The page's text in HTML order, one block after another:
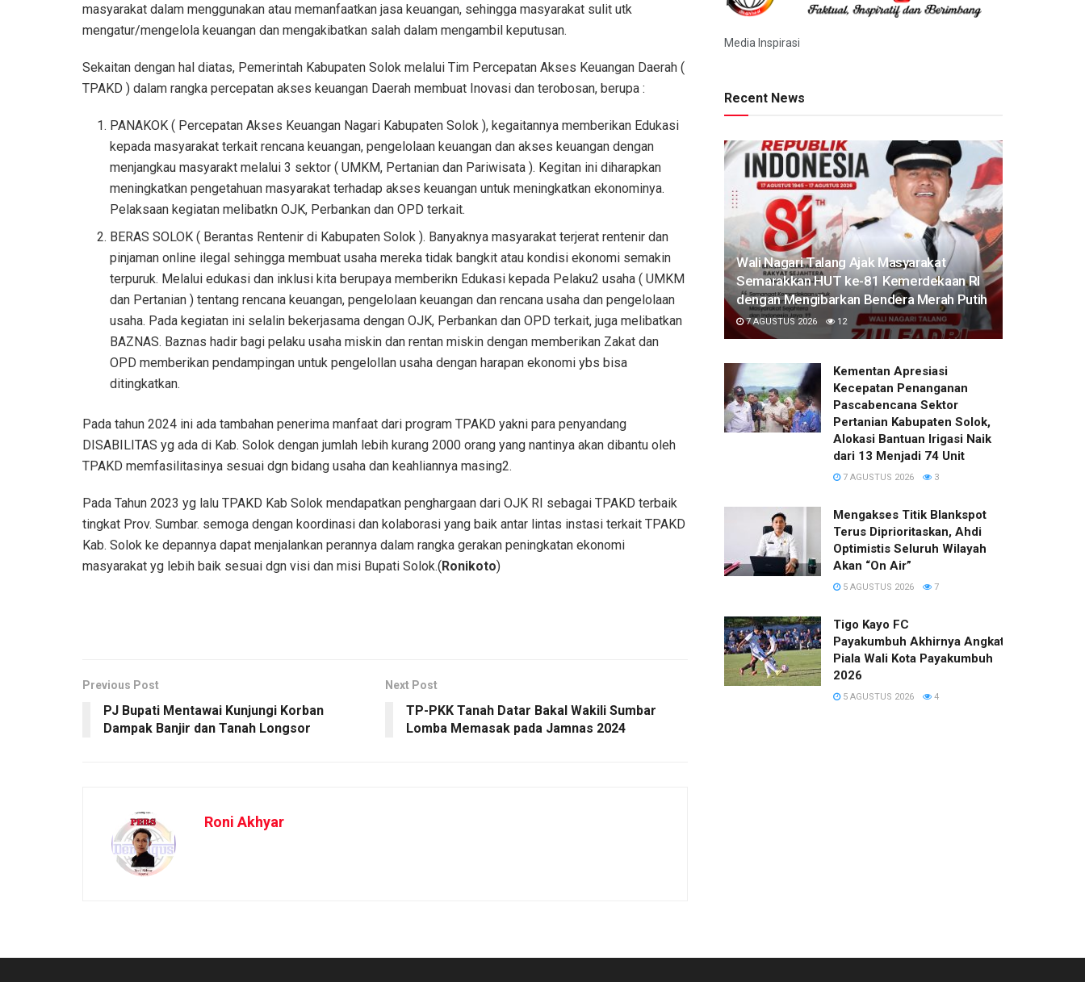
masyarakat dalam menggunakan atau memanfaatkan jasa keuangan, sehingga masyarakat sulit utk
mengatur/mengelola keuangan dan mengakibatkan salah dalam mengambil keputusan.
Sekaitan dengan hal diatas, Pemerintah Kabupaten Solok melalui Tim Percepatan Akses Keuangan Daerah (
TPAKD ) dalam rangka percepatan akses keuangan Daerah membuat Inovasi dan terobosan, berupa :
PANAKOK ( Percepatan Akses Keuangan Nagari Kabupaten Solok ), kegaitannya memberikan Edukasi
kepada masyarakat terkait rencana keuangan, pengelolaan keuangan dan akses keuangan dengan
menjangkau masyarakt melalui 3 sektor ( UMKM, Pertanian dan Pariwisata ). Kegitan ini diharapkan
meningkatkan pengetahuan masyarakat terhadap akses keuangan untuk meningkatkan ekonominya.
Pelaksaan kegiatan melibatkn OJK, Perbankan dan OPD terkait.
BERAS SOLOK ( Berantas Rentenir di Kabupaten Solok ). Banyaknya masyarakat terjerat rentenir dan
pinjaman online ilegal sehingga membuat usaha mereka tidak bangkit atau kondisi ekonomi semakin
terpuruk. Melalui edukasi dan inklusi kita berupaya memberikn Edukasi kepada Pelaku2 usaha ( UMKM
dan Pertanian ) tentang rencana keuangan, pengelolaan keuangan dan rencana usaha dan pengelolaan
usaha. Pada kegiatan ini selalin bekerjasama dengan OJK, Perbankan dan OPD terkait, juga melibatkan
BAZNAS. Baznas hadir bagi pelaku usaha miskin dan rentan miskin dengan memberikan Zakat dan
OPD memberikan pendampingan untuk pengelollan usaha dengan harapan ekonomi ybs bisa
ditingkatkan.
Pada tahun 2024 ini ada tambahan penerima manfaat dari program TPAKD yakni para penyandang
DISABILITAS yg ada di Kab. Solok dengan jumlah lebih kurang 2000 orang yang nantinya akan dibantu oleh
TPAKD memfasilitasinya sesuai dgn bidang usaha dan keahliannya masing2.
Pada Tahun 2023 yg lalu TPAKD Kab Solok mendapatkan penghargaan dari OJK RI sebagai TPAKD terbaik
tingkat Prov. Sumbar. semoga dengan koordinasi dan kolaborasi yang baik antar lintas instasi terkait TPAKD
Kab. Solok ke depannya dapat menjalankan perannya dalam rangka gerakan peningkatan ekonomi
masyarakat yg lebih baik sesuai dgn visi dan misi Bupati Solok.(Ronikoto)
Previous Post
PJ Bupati Mentawai Kunjungi Korban
Dampak Banjir dan Tanah Longsor
Next Post
TP-PKK Tanah Datar Bakal Wakili Sumbar
Lomba Memasak pada Jamnas 2024
Roni Akhyar
Media Inspirasi
Recent News
Wali Nagari Talang Ajak Masyarakat
Semarakkan HUT ke-81 Kemerdekaan RI
dengan Mengibarkan Bendera Merah Putih
7 AGUSTUS 2026 12
Kementan Apresiasi
Kecepatan Penanganan
Pascabencana Sektor
Pertanian Kabupaten Solok,
Alokasi Bantuan Irigasi Naik
dari 13 Menjadi 74 Unit
7 AGUSTUS 2026 3
Mengakses Titik Blankspot
Terus Diprioritaskan, Ahdi
Optimistis Seluruh Wilayah
Akan “On Air”
5 AGUSTUS 2026 7
Tigo Kayo FC
Payakumbuh Akhirnya Angkat Trofi
Piala Wali Kota Payakumbuh
2026
5 AGUSTUS 2026 4